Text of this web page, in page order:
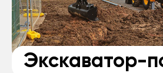
Экскаватор-